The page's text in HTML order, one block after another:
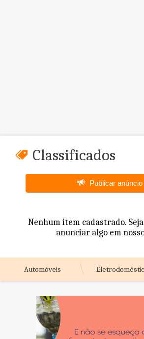
Classificados
Publicar anúncio
Nenhum item cadastrado.
anunciar algo em
Automóveis